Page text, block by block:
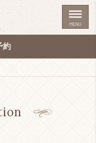
約
MENU